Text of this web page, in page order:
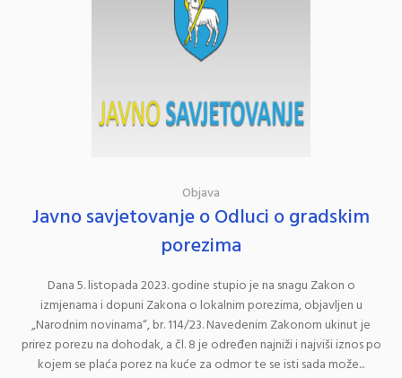
Objava
Javno savjetovanje o Odluci o gradskim
porezima
Dana 5. listopada 2023. godine stupio je na snagu Zakon o
izmjenama i dopuni Zakona o lokalnim porezima, objavljen u
„Narodnim novinama“, br. 114/23. Navedenim Zakonom ukinut je
prirez porezu na dohodak, a čl. 8 je određen najniži i najviši iznos po
kojem se plaća porez na kuće za odmor te se isti sada može...